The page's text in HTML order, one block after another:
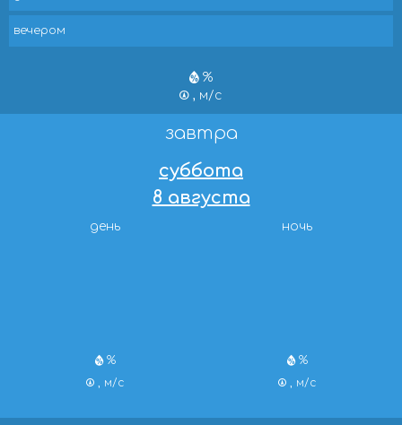
вечером
%
, м/с
завтра
суббота
8 августа
день
%
, м/с
ночь
%
, м/с